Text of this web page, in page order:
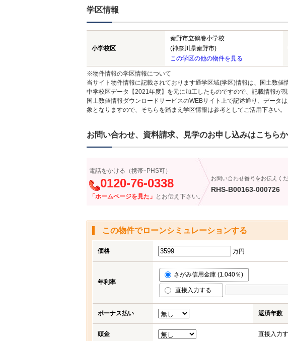
学区情報
小学校区
秦野市立鶴巻小学校
(神奈川県秦野市)
この学区の他の物件を見る
※物件情報の学区情報について
当サイト物件情報に記載されております通学区域(学区)情報は、国土数
中学校区データ【2021年度】を元に加工したものですので、記載情報が
国土数値情報ダウンロードサービスのWEBサイト上で記述通り、データ
象となりますので、そちらを踏まえ学区情報は参考としてご活用下さい。
お問い合わせ、資料請求、見学のお申し込みはこちら
電話をかける（携帯･PHS可）
0120-76-0338
「ホームページを見た」 とお伝え下さい。
お問い合わせ番号をお伝えく
RHS-B00163-000726
この物件でローンシミュレーションする
価格 万円
年利率
さがみ信用金庫 (1.040％)
直接入力する
ボーナス払い 返済年数
頭金 直接入力